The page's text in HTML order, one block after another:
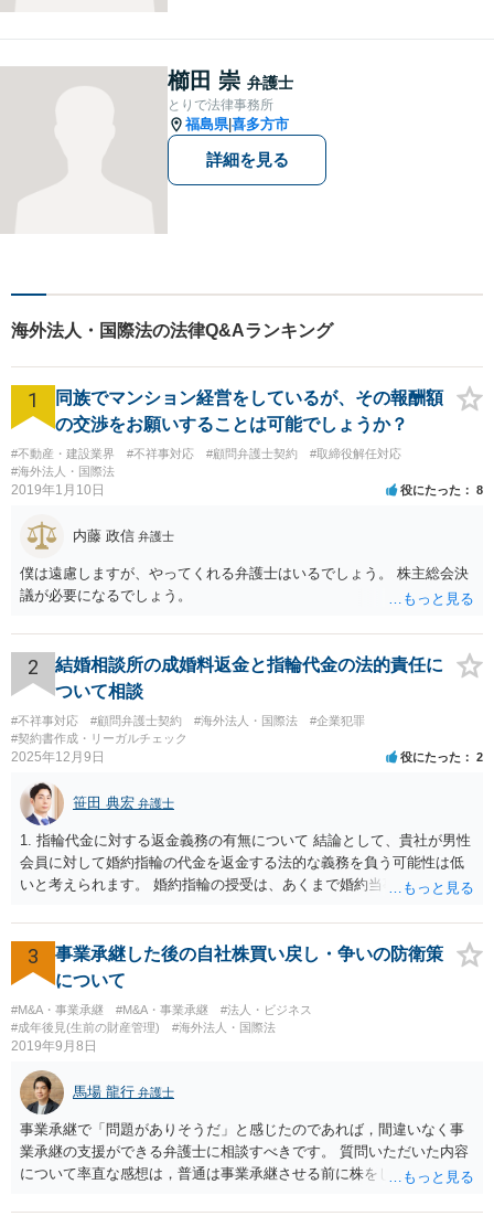
談下さい。【法テラス利用
可】不安や問題について法的
リスクを説明し、見通しを立
て、より良い解決に導くお手
伝いをいたします。
櫛田 崇 弁護士
とりで法律事務所
福島県|喜多方市
詳細を見る
海外法人・国際法の法律Q&Aランキング
1
同族でマンション経営をしているが、その報酬額
の交渉をお願いすることは可能でしょうか？
#不動産・建設業界 #不祥事対応 #顧問弁護士契約
#取締役解任対応
#海外法人・国際法
2019年1月10日 役にたった 8
内藤 政信 弁護士
僕は遠慮しますが、やってくれる弁護士はいるでしょう。 株主総会決
議が必要になるでしょう。
2
結婚相談所の成婚料返金と指輪代金の法的責任に
ついて相談
#不祥事対応 #顧問弁護士契約 #海外法人・国際法
#企業犯罪
#契約書作成・リーガルチェック
2025年12月9日 役にたった 2
笹田 典宏 弁護士
1. 指輪代金に対する返金義務の有無について 結論として、貴社が男性
会員に対して婚約指輪の代金を返金する法的な義務を負う可能性は低
いと考えられます。 婚約指輪の授受は、あくまで婚約当事者である男
貴社は、その贈与契約の当事者ではありません。したがって、仮に女
性が返金義務を負う場合であっても、貴社が返金義務を負う法的根拠
は見当たりません。 また、国際結婚の仲介契約に関する裁判例では、
会員の個人的な理由による破談で追加的に発生した費用は会員自身が
負担すべきであり、仲介業者に責任がない限り、成婚料の支払いを拒
絶することはできないと判断されています。この裁判例は、仲介業者
を示唆しており、本件でも同様に、指輪の返還が貴社の責任範囲外の
問題であると主張する上で参考になります。 2. 今後の対応について
相手方代理人に対し、内容証明郵便などで書面にて貴社の見解を明確
に伝えることが重要です。その書面には、以下の内容を盛り込むこと
が考えられます。 成婚料について: 円満な解決を優先する観点から、
には上記の裁判例のように、貴社に返金義務は無いと判断される可能
3
事業承継した後の自社株買い戻し・争いの防衛策
について
#M&A・事業承継 #M&A・事業承継
#法人・ビジネス
#成年後見(生前の財産管理)
#海外法人・国際法
2019年9月8日
馬場 龍行 弁護士
事業承継で「問題がありそうだ」と感じたのであれば，間違いなく事
業承継の支援ができる弁護士に相談すべきです。 質問いただいた内容
について率直な感想は，普通は事業承継させる前に株をしっかり集め
というのは無責任というほかないでしょう。 事業承継については，相